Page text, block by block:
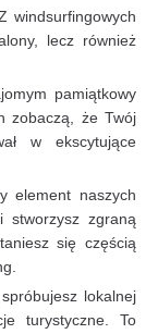
windsurfingowych
lecz również
pamiątkowy
zobaczą, że Twój
w ekscytujące
element naszych
stworzysz zgraną
się częścią
lokalnej
turystyczne. To